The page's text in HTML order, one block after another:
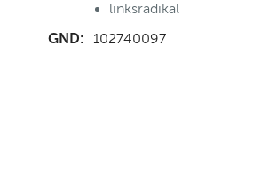
linksradikal
GND: 102740097